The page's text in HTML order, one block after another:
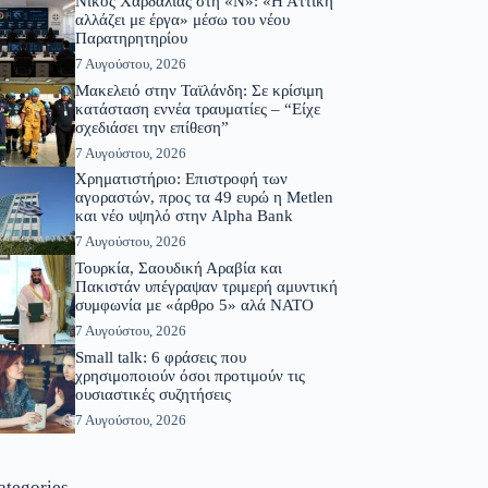
αλλάζει με έργα» μέσω του νέου
Παρατηρητηρίου
7 Αυγούστου, 2026
Μακελειό στην Ταϊλάνδη: Σε κρίσιμη
κατάσταση εννέα τραυματίες – “Είχε
σχεδιάσει την επίθεση”
7 Αυγούστου, 2026
Χρηματιστήριο: Επιστροφή των
αγοραστών, προς τα 49 ευρώ η Metlen
και νέο υψηλό στην Alpha Bank
7 Αυγούστου, 2026
Τουρκία, Σαουδική Αραβία και
Πακιστάν υπέγραψαν τριμερή αμυντική
συμφωνία με «άρθρο 5» αλά ΝΑΤΟ
7 Αυγούστου, 2026
Small talk: 6 φράσεις που
χρησιμοποιούν όσοι προτιμούν τις
ουσιαστικές συζητήσεις
7 Αυγούστου, 2026